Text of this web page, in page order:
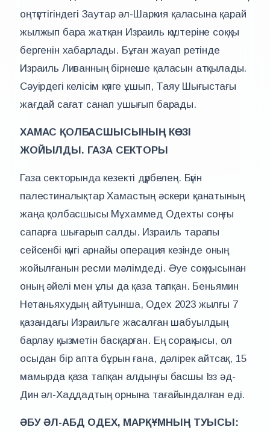
оңтүстігіндегі Заутар әл-Шаркия қаласына қарай
жылжып бара жатқан Израиль күштеріне соққы
бергенін хабарлады. Бұған жауап ретінде
Израиль Ливанның бірнеше қаласын атқылады.
Сәуірдегі келісім күлге ұшып, Таяу Шығыстағы
жағдай сағат санап ушығып барады.
ХАМАС ҚОЛБАСШЫСЫНЫҢ КӨЗІ
ЖОЙЫЛДЫ. ГАЗА СЕКТОРЫ
Газа секторында кезекті дүрбелең. Бүгін
палестиналықтар Хамастың әскери қанатының
жаңа қолбасшысы Мұхаммед Одехты соңғы
сапарға шығарып салды. Израиль тарапы
сейсенбі күнгі арнайы операция кезінде оның
жойылғанын ресми мәлімдеді. Әуе соққысынан
оның әйелі мен ұлы да қаза тапқан. Беньямин
Нетаньяхудың айтуынша, Одех 2023 жылғы 7
қазандағы Израильге жасалған шабуылдың
барлау қызметін басқарған. Ең сорақысы, ол
осыдан бір апта бұрын ғана, дәлірек айтсақ, 15
мамырда қаза тапқан алдыңғы басшы Ізз әд-
Дин әл-Хаддадтың орнына тағайындалған еді.
ӘБУ ӘЛ-АБД ОДЕХ, МАРҚҰМНЫҢ ТУЫСЫ: